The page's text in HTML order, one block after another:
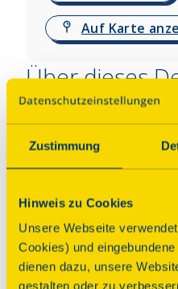
Zustimmung
Hinweis zu Cookies
Unsere Webseite
Cookies) und
dienen dazu, unsere
gestalten oder zu
Auf Karte
Über dieses
Das Fort IV
eines der drei großen
äußeren Festungsrings.
II. Weltkrieg
und später auch
beispielsweise für